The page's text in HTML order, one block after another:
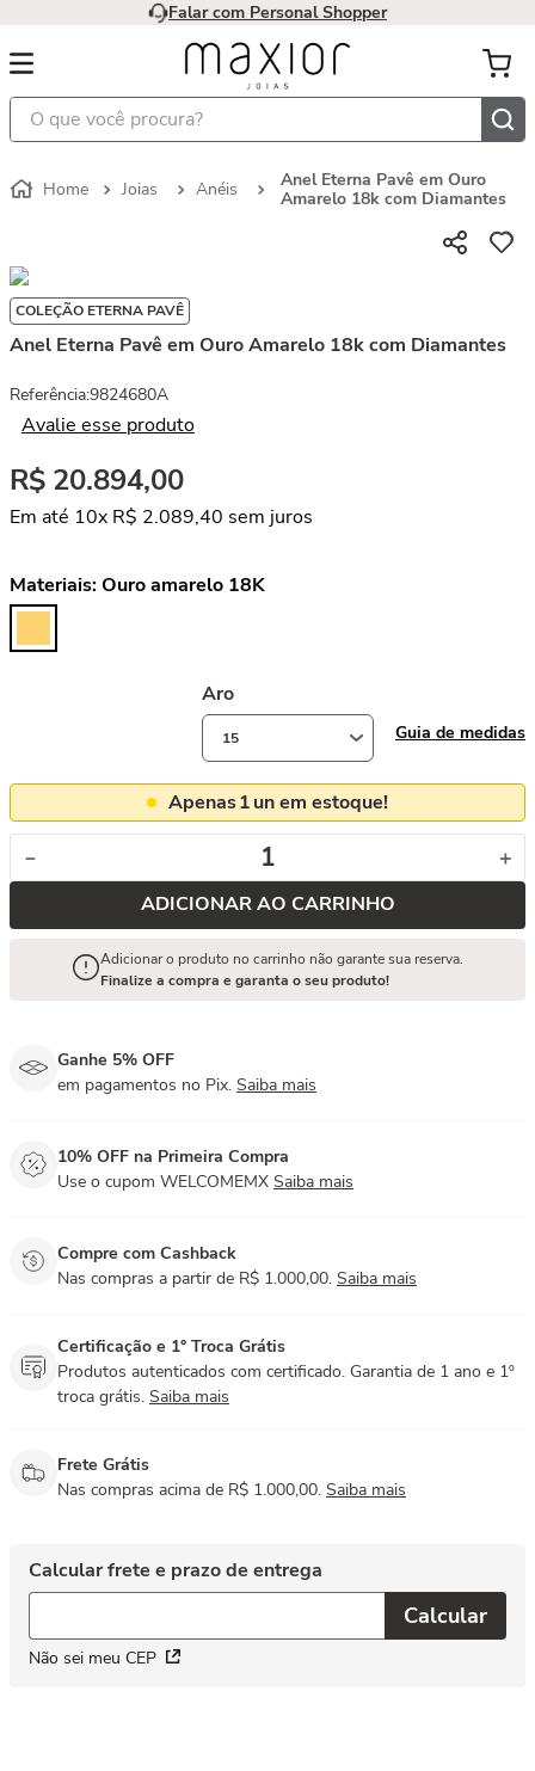
Falar com Personal Shopper
O que você procura?
Joias Anéis
Anel Eterna Pavê em Ouro
Amarelo 18k com Diamantes
COLEÇÃO ETERNA PAVÊ
Anel Eterna Pavê em Ouro Amarelo 18k com Diamantes
Referência:9824680A
Avalie esse produto
R$ 20.894,00
Em até 10x R$ 2.089,40 sem juros
Materiais:Ouro amarelo 18K
Guia de medidas
Aro
15
Apenas1un em estoque!
＋
－
ADICIONAR AO CARRINHO
Adicionar o produto no carrinho não garante sua reserva.
Finalize a compra e garanta o seu produto!
Ganhe 5% OFF
em pagamentos no Pix. Saiba mais
10% OFF na Primeira Compra
Use o cupom WELCOMEMX Saiba mais
Compre com Cashback
Nas compras a partir de R$ 1.000,00. Saiba mais
Certificação e 1° Troca Grátis
Produtos autenticados com certificado. Garantia de 1 ano e 1º
troca grátis. Saiba mais
Frete Grátis
Nas compras acima de R$ 1.000,00. Saiba mais
Não sei meu CEP